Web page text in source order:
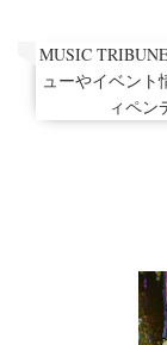
MUSIC
ューやイベント
ィペン